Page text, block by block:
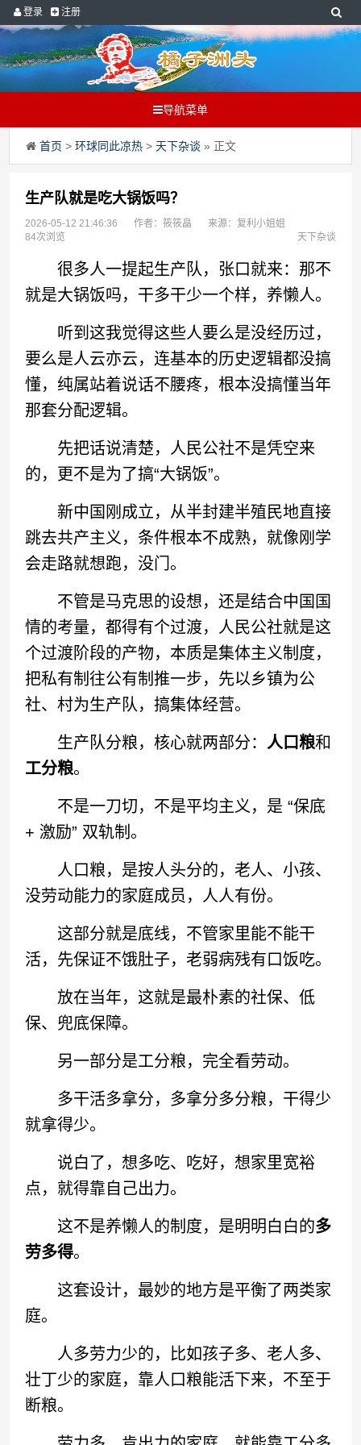
登录 注册
导航菜单
首页 >环球同此凉热 > 天下杂谈 » 正文
生产队就是吃大锅饭吗？
2026-05-12 21:46:36 作者：筱筱皛
来源：复利小姐姐
84次浏览
天下杂谈
很多人一提起生产队，张口就来：那不
就是大锅饭吗，干多干少一个样，养懒人。
听到这我觉得这些人要么是没经历过，
要么是人云亦云，连基本的历史逻辑都没搞
懂，纯属站着说话不腰疼，根本没搞懂当年
那套分配逻辑。
先把话说清楚，人民公社不是凭空来
的，更不是为了搞“大锅饭”。
新中国刚成立，从半封建半殖民地直接
跳去共产主义，条件根本不成熟，就像刚学
会走路就想跑，没门。
不管是马克思的设想，还是结合中国国
情的考量，都得有个过渡，人民公社就是这
个过渡阶段的产物，本质是集体主义制度，
把私有制往公有制推一步，先以乡镇为公
社、村为生产队，搞集体经营。
生产队分粮，核心就两部分： 人口粮和
工分粮。
不是一刀切，不是平均主义，是 “保底
+ 激励” 双轨制。
人口粮，是按人头分的，老人、小孩、
没劳动能力的家庭成员，人人有份。
这部分就是底线，不管家里能不能干
活，先保证不饿肚子，老弱病残有口饭吃。
放在当年，这就是最朴素的社保、低
保、兜底保障。
另一部分是工分粮，完全看劳动。
多干活多拿分，多拿分多分粮，干得少
就拿得少。
说白了，想多吃、吃好，想家里宽裕
点，就得靠自己出力。
这不是养懒人的制度，是明明白白的多
劳多得。
这套设计，最妙的地方是平衡了两类家
庭。
人多劳力少的，比如孩子多、老人多、
壮丁少的家庭，靠人口粮能活下来，不至于
断粮。